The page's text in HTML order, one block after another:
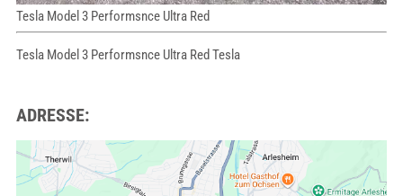
Tesla Model 3 Performsnce Ultra Red
Tesla Model 3 Performsnce Ultra Red Tesla
ADRESSE: